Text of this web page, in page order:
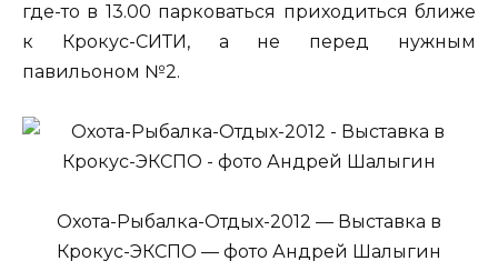
где-то в 13.00 парковаться приходиться ближе
к Крокус-СИТИ, а не перед нужным
павильоном №2.
Охота-Рыбалка-Отдых-2012 — Выставка в
Крокус-ЭКСПО — фото Андрей Шалыгин